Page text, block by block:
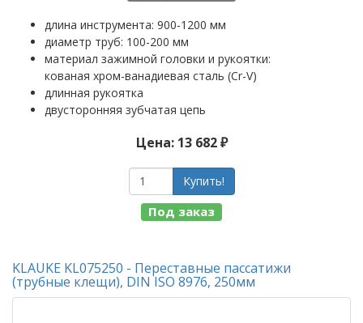
длина инструмента: 900-1200 мм
диаметр труб: 100-200 мм
материал зажимной головки и рукоятки:
кованая хром-ванадиевая сталь (Cr-V)
длинная рукоятка
двусторонняя зубчатая цепь
Цена: 13 682 ₽
Купить!
Под заказ
KLAUKE KL075250 - Переставные пассатижи
(трубные клещи), DIN ISO 8976, 250мм